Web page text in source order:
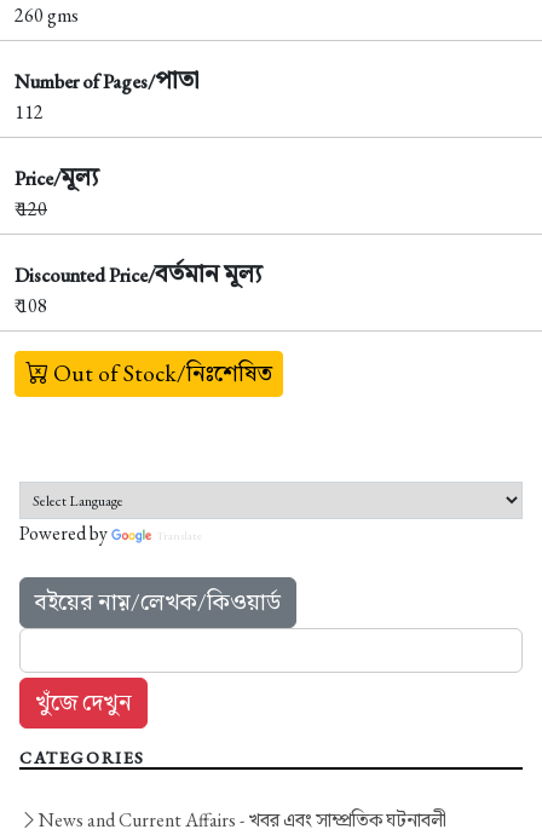
260 gms
Number of Pages/পাতা
112
Price/মূল্য
₹120
Discounted Price/বর্তমান মূল্য
₹ 108
Out of Stock/নিঃশেষিত
Powered by Translate
বইয়ের নাম়/লেখক/কিওয়ার্ড
CATEGORIES
News and Current Affairs -খবর এবং সাম্প্রতিক ঘটনাবলী